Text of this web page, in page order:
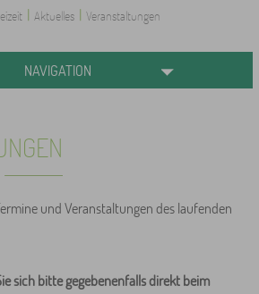
| Aktuelles | Veranstaltungen
NAVIGATION
und Veranstaltungen des laufenden
sich bitte gegebenenfalls direkt beim